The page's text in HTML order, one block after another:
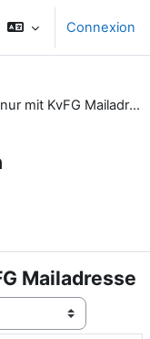
Connexion
Neuanmeldung nur mit KvFG Mailadresse
Mailadresse